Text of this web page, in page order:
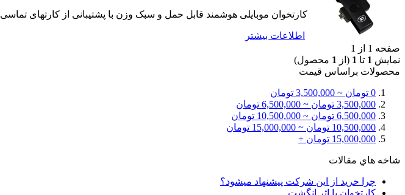
کارتخوان موبایلی هوشمند قابل حمل و سبک وزن با پشتیبانی از کارتهای تماسی
اطلاعات بيشتر
صفحه 1 از 1
نمایش 1 تا 1 (از 1 محصول)
محصولات براساس قيمت
0 تومان ~ 3,500,000 تومان
3,500,000 تومان ~ 6,500,000 تومان
6,500,000 تومان ~ 10,500,000 تومان
10,500,000 تومان ~ 15,000,000 تومان
15,000,000 تومان +
شاخه هاي مقالات
چرا خرید از این شرکت پیشنهاد میشود؟
کارتخوان با اثر انگشت